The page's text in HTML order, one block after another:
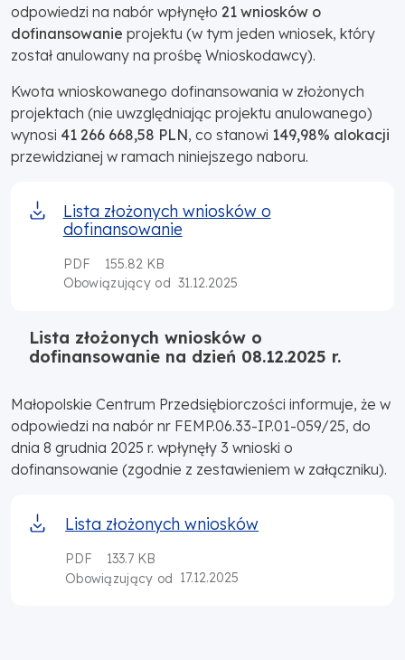
odpowiedzi na nabór wpłynęło 21 wniosków o
dofinansowanie projektu (w tym jeden wniosek, który
został anulowany na prośbę Wnioskodawcy).
Kwota wnioskowanego dofinansowania w złożonych
projektach (nie uwzględniając projektu anulowanego)
wynosi 41 266 668,58 PLN, co stanowi 149,98% alokacji
przewidzianej w ramach niniejszego naboru.
Lista złożonych wniosków o
dofinansowanie
PDF
155.82 KB
Obowiązujący od 31.12.2025
Lista złożonych wniosków o
dofinansowanie na dzień 08.12.2025 r.
Małopolskie Centrum Przedsiębiorczości informuje, że w
odpowiedzi na nabór nr FEMP.06.33-IP.01-059/25, do
dnia 8 grudnia 2025 r. wpłynęły 3 wnioski o
dofinansowanie (zgodnie z zestawieniem w załączniku).
Lista złożonych wniosków
PDF
133.7 KB
Obowiązujący od 17.12.2025